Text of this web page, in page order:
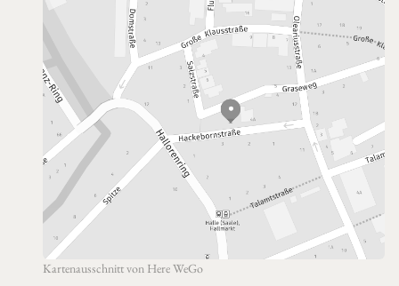
Kartenausschnitt von Here WeGo